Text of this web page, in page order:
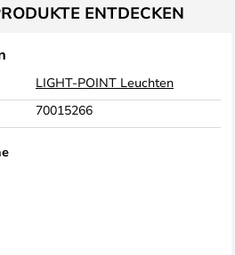
ENTDECKEN
LIGHT-POINT Leuchten
70015266